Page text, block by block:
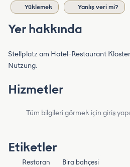
Yüklemek Yanlış veri mi?
Yer hakkında
Stellplatz am Hotel-Restaurant
Nutzung.
Hizmetler
Tüm bilgileri görmek için giriş
Etiketler
Restoran Bira bahçesi